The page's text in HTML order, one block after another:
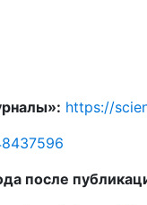
https://
после